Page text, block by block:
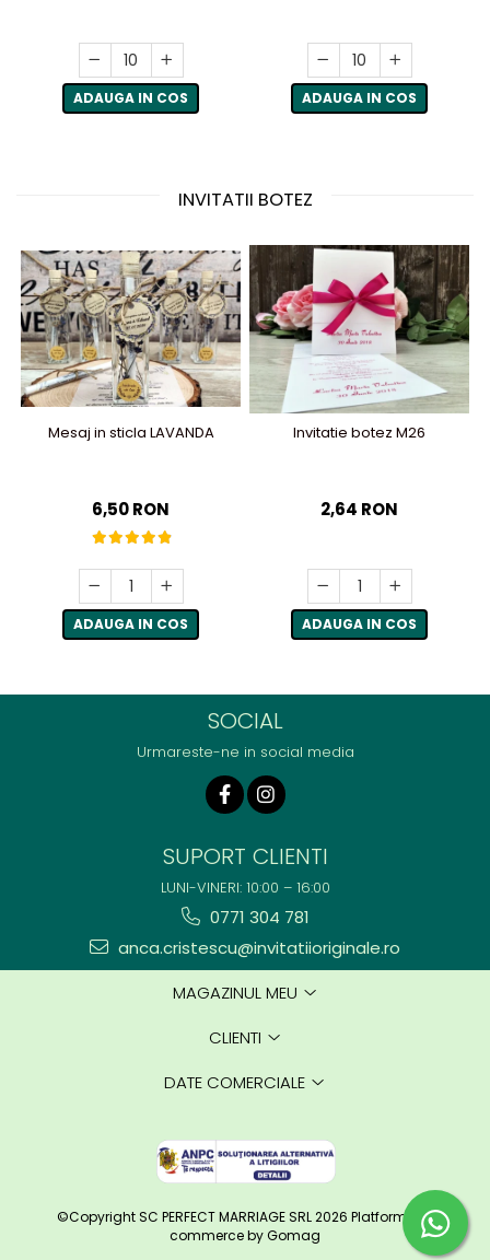
ADAUGA IN COS ADAUGA IN COS
INVITATII BOTEZ
Mesaj in sticla LAVANDA
6,50 RON
ADAUGA IN COS
Invitatie botez M26
2,64 RON
ADAUGA IN COS
SOCIAL
Urmareste-ne in social media
SUPORT CLIENTI
LUNI-VINERI: 10:00 – 16:00
0771 304 781
anca.cristescu@invitatiioriginale.ro
MAGAZINUL MEU
CLIENTI
DATE COMERCIALE
©Copyright SC PERFECT MARRIAGE SRL 2026 Platforma E-
commerce by Gomag